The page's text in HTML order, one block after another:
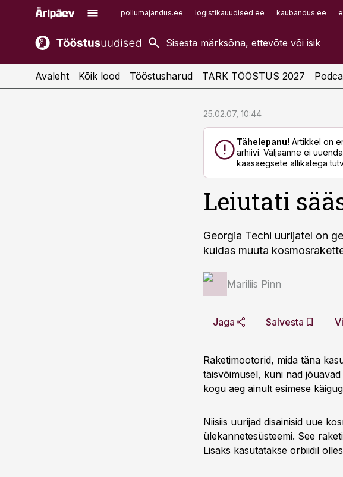
pollumajandus.ee logistikauudised.ee kaubandus.ee
kaubandus.ee
kinnisvarauudised.ee
imelineajalugu.ee
Infopank
Avaleht Kõik lood Tööstusharud TARK TÖÖSTUS 2027
25.02.07, 10:44
Tähelepanu! Artikkel on
arhiivi. Väljaanne ei
kaasaegsete allikatega
Leiutati
Georgia Techi uurijatel on
kuidas muuta
Mariliis Pinn
Jaga Salvesta
Raketimootorid, mida täna
täisvõimusel, kuni nad
kogu aeg ainult esimese
Niisiis uurijad disainisid uue
ülekannetesüsteemi. See
Lisaks kasutatakse orbiidil